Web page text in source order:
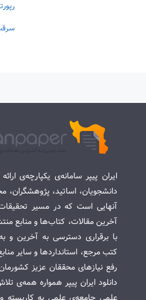
ایران پیپر سامانه‌ی یکپارچه‌ی
دانشجویان، اساتید،
آنهایی است که در مسیر
آخرین مقالات، کتاب‌ها و منابع
با برقراری دسترسی به آخرین و
کتب مرجع، استانداردها و سایر
رفع نیازهای محققان عزیز
دانلود ایران پیپر همواره همه‌ی
علمی جامعه‌ی علمی به کاربسته